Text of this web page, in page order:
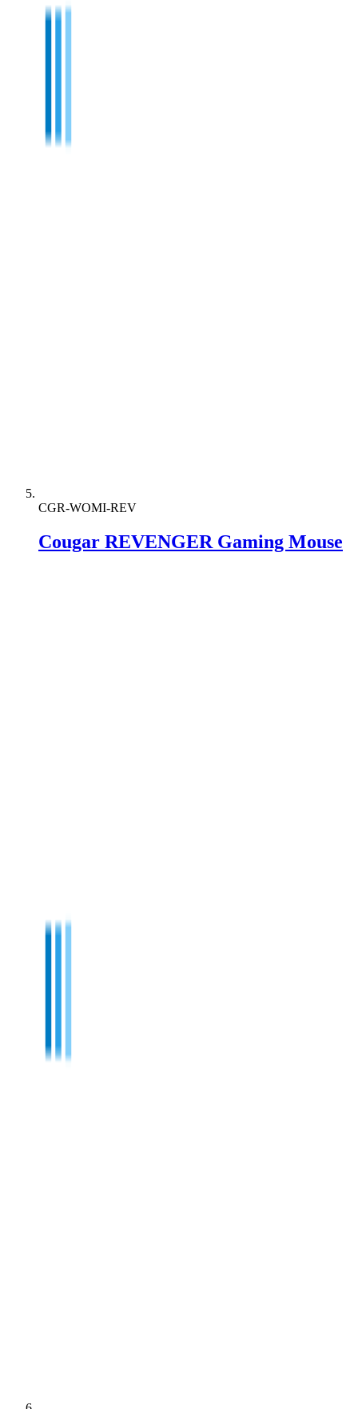
CGR-WOMI-REV
Cougar REVENGER Gaming Mouse